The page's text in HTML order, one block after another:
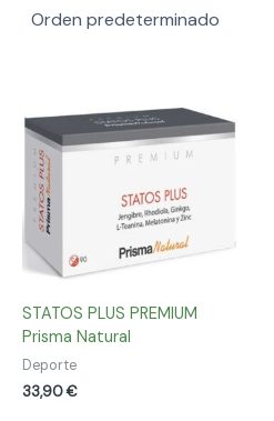
STATOS PLUS PREMIUM
Prisma Natural
Deporte
33,90€